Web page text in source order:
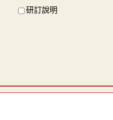
研訂說明